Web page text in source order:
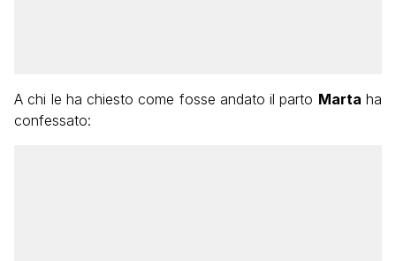
A chi le ha chiesto come fosse andato il parto Marta ha
confessato: